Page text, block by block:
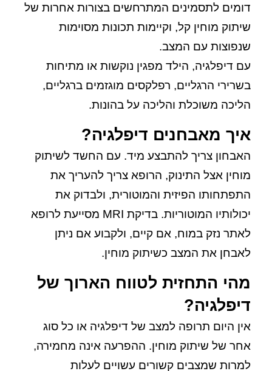
דומים לתסמינים המתרחשים בצורות אחרות של
שיתוק מוחין קל, וקיימות תכונות מסוימות
שנפוצות עם המצב.
עם דיפלגיה, הילד מפגין נוקשות או מתיחות
בשרירי הרגליים, רפלקסים מוגזמים ברגליים,
הליכה משוכלת והליכה על בהונות.
איך מאבחנים דיפלגיה?
האבחון צריך להתבצע מיד. עם החשד לשיתוק
מוחין אצל התינוק, הרופא צריך להעריך את
התפתחותו הפיזית והמוטורית, ולבדוק את
יכולותיו המוטוריות. בדיקת MRI מסייעת לרופא
לאתר נזק במוח, אם קיים, ולקבוע אם ניתן
לאבחן את המצב כשיתוק מוחין.
מהי התחזית לטווח הארוך של
דיפלגיה?
אין היום תרופה למצב של דיפלגיה או כל סוג
אחר של שיתוק מוחין. ההפרעה אינה מחמירה,
למרות שמצבים קשורים עשויים לעלות